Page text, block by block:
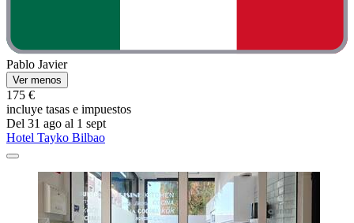
Pablo Javier
Ver menos
175 €
incluye tasas e impuestos
Del 31 ago al 1 sept
Hotel Tayko Bilbao